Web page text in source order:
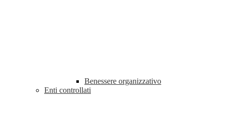
Benessere organizzativo
Enti controllati